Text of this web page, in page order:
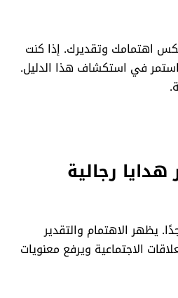
اهتمامك وتقديرك. إذا كنت
استمر في استكشاف هذا الدليل.
هدايا رجالية
يظهر الاهتمام والتقدير
الاجتماعية ويرفع معنويات